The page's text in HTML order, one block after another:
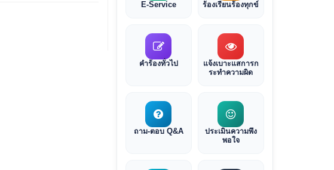
E-Service ร้องเรียนร้องทุกข์
คำร้องทั่วไป
แจ้งเบาะแสการก
ระทำความผิด
ถาม-ตอบ Q&A
ประเมินความพึง
พอใจ